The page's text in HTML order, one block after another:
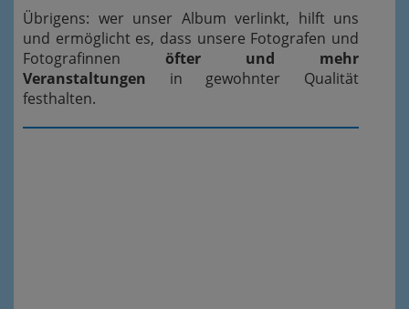
Übrigens: wer unser Album verlinkt, hilft uns
und ermöglicht es, dass unsere Fotografen und
Fotografinnen öfter und mehr
Veranstaltungen in gewohnter Qualität
festhalten.